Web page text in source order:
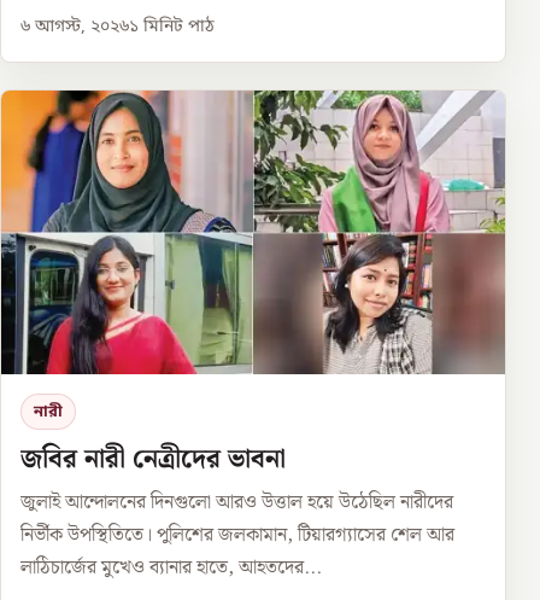
৬ আগস্ট, ২০২৬১ মিনিট পাঠ
নারী
জবির নারী নেত্রীদের ভাবনা
জুলাই আন্দোলনের দিনগুলো আরও উত্তাল হয়ে উঠেছিল নারীদের
নির্ভীক উপস্থিতিতে। পুলিশের জলকামান, টিয়ারগ্যাসের শেল আর
লাঠিচার্জের মুখেও ব্যানার হাতে, আহতদের...